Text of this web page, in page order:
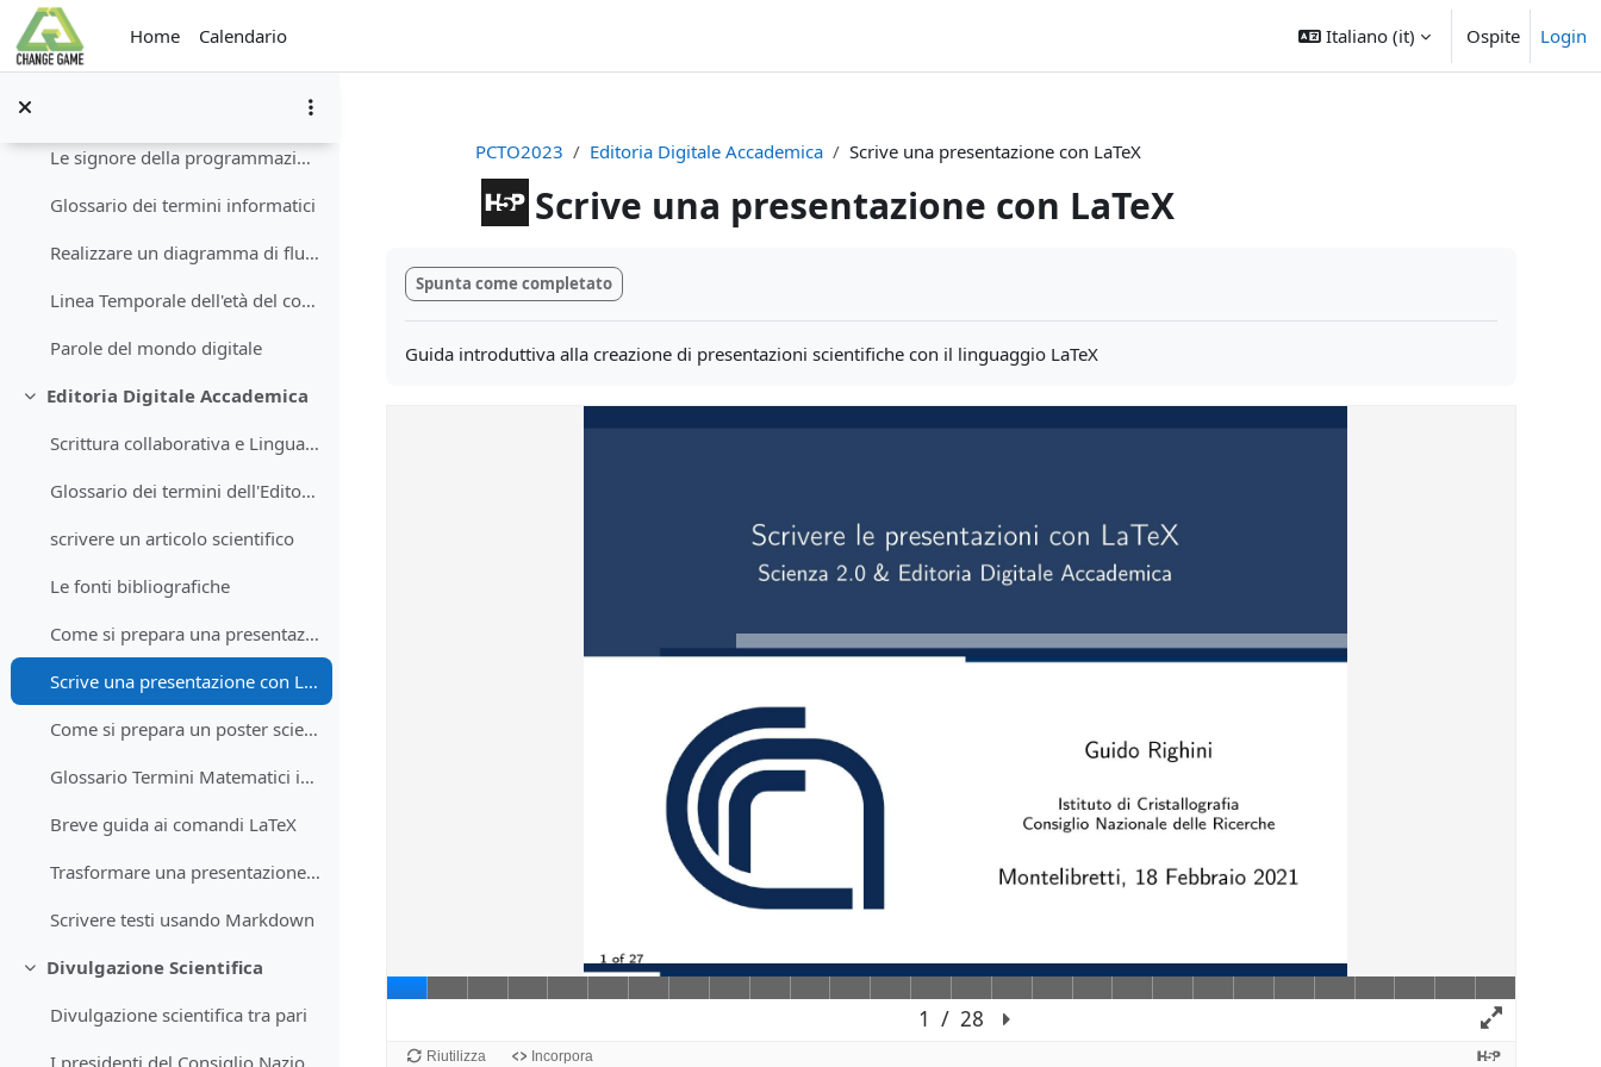
Vai al contenuto principale
Home
Calendario Italiano ‎(it)‎ Ospite Login
Glossario della scienza aperta
Le signore della programmazione
Glossario dei termini informatici
Realizzare un diagramma di flusso
Linea Temporale dell'età del computer.
Parole del mondo digitale
Minimizza
Editoria Digitale Accademica
Scrittura collaborativa e Linguaggio di videoscrittura
Glossario dei termini dell'Editoria
scrivere un articolo scientifico
Le fonti bibliografiche
Come si prepara una presentazione scientifica
Scrive una presentazione con LaTeX
Come si prepara un poster scientifico
Glossario Termini Matematici in Linguaggio LaTeX
Breve guida ai comandi LaTeX
Trasformare una presentazione in un video
Scrivere testi usando Markdown
Minimizza
Divulgazione Scientifica
Divulgazione scientifica tra pari
PCTO2023 Editoria Digitale Accademica Scrive una presentazione con LaTeX
Scrive una presentazione con LaTeX
Spunta come completato
Guida introduttiva alla creazione di presentazioni scientifiche con il linguaggio LaTeX